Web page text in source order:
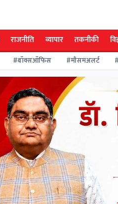
राजनीति व्यापार तकनीकी
#बॉक्सऑफिस #मौसमअलर्ट